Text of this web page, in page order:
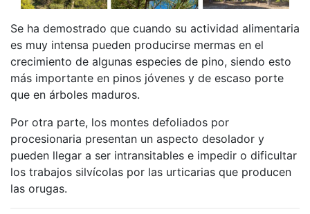
Se ha demostrado que cuando su actividad alimentaria
es muy intensa pueden producirse mermas en el
crecimiento de algunas especies de pino, siendo esto
más importante en pinos jóvenes y de escaso porte
que en árboles maduros.
Por otra parte, los montes defoliados por
procesionaria presentan un aspecto desolador y
pueden llegar a ser intransitables e impedir o dificultar
los trabajos silvícolas por las urticarias que producen
las orugas.